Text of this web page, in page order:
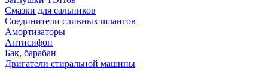
Смазки для сальников
Соединители сливных шлангов
Амортизаторы
Антисифон
Бак, барабан
Двигатели стиральной машины